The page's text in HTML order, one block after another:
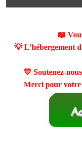
📖
💡 L’hébergement
💛 Soutenez-
Merci pour votre